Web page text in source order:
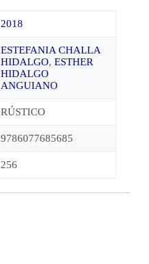
2018
ESTEFANIA CHALLA
HIDALGO, ESTHER
HIDALGO
ANGUIANO
RÚSTICO
9786077685685
256